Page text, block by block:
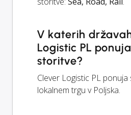
V katerih
Logistic PL
storitve?
Clever Logistic PL
lokalnem trgu v Poljska.